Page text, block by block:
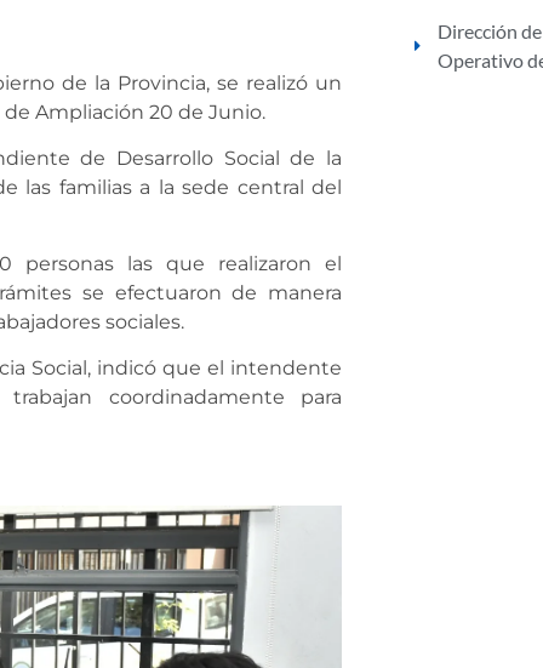
de la Provincia, se realizó un
Ampliación 20 de Junio.
de Desarrollo Social de la
las familias a la sede central del
las que realizaron el
se efectuaron de manera
sociales.
Social, indicó que el intendente
coordinadamente para
Dirección
Operativo